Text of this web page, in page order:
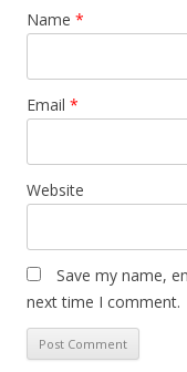
Name *
Email *
Website
Save my name,
next time I comment.